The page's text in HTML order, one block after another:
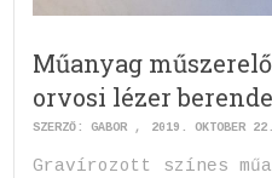
Műanyag
orvosi lézer
SZERZŐ:GABOR 2019. OKTÓBER
Gravírozott színes